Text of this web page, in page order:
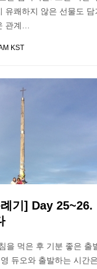
유쾌하지 않은 선물도
관계…
KST
기] Day 25~26.
을 먹은 후 기분 좋은 출
듀오와 출발하는 시간